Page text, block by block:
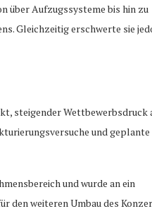
über Aufzugssysteme bis hin zu
Gleichzeitig erschwerte sie
steigender Wettbewerbsdruck
und geplante
und wurde an ein
den weiteren Umbau des